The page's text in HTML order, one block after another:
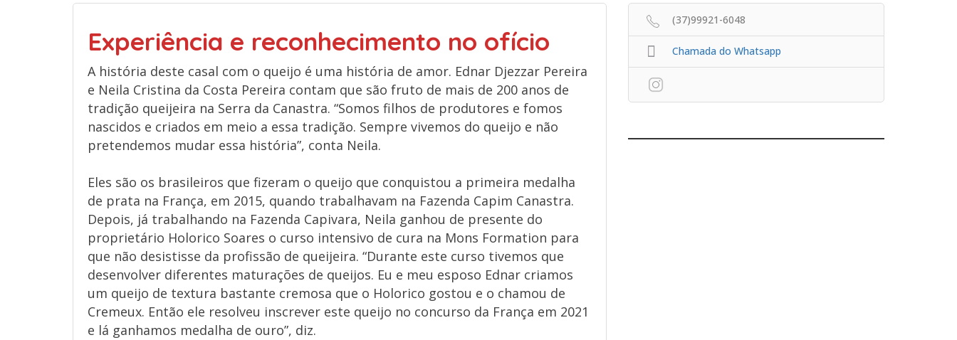
Experiência e reconhecimento no ofício
A história deste casal com o queijo é uma história de amor. Ednar Djezzar Pereira
e Neila Cristina da Costa Pereira contam que são fruto de mais de 200 anos de
tradição queijeira na Serra da Canastra. “Somos filhos de produtores e fomos
nascidos e criados em meio a essa tradição. Sempre vivemos do queijo e não
pretendemos mudar essa história”, conta Neila.
Eles são os brasileiros que fizeram o queijo que conquistou a primeira medalha
de prata na França, em 2015, quando trabalhavam na Fazenda Capim Canastra.
Depois, já trabalhando na Fazenda Capivara, Neila ganhou de presente do
proprietário Holorico Soares o curso intensivo de cura na Mons Formation para
que não desistisse da profissão de queijeira. “Durante este curso tivemos que
desenvolver diferentes maturações de queijos. Eu e meu esposo Ednar criamos
um queijo de textura bastante cremosa que o Holorico gostou e o chamou de
Cremeux. Então ele resolveu inscrever este queijo no concurso da França em 2021
e lá ganhamos medalha de ouro”, diz.
(37)99921-6048
Chamada do Whatsapp